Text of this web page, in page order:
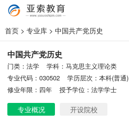
首页 > 专业库 > 中国共产党历史
中国共产党历史
门类：法学
学科：马克思主义理论类
专业代码：030502
学历层次：本科(普通)
修业年限：四年
授予学位：法学学士
专业概况 开设院校